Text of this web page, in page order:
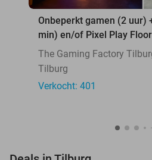
Onbeperkt gamen (2 uur)
min) en/of Pixel Play
The Gaming Factory
Tilburg
Verkocht: 401